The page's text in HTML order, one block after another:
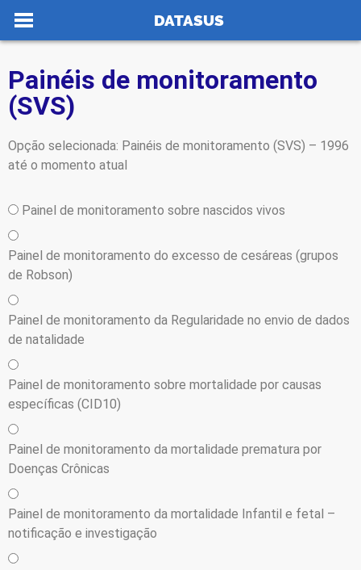
Ir para o conteúdo
DATASUS
portal
Painéis de monitoramento
(SVS)
Opção selecionada: Painéis de monitoramento (SVS) – 1996
até o momento atual
Painel de monitoramento sobre nascidos vivos
Painel de monitoramento do excesso de cesáreas (grupos
de Robson)
Painel de monitoramento da Regularidade no envio de dados
de natalidade
Painel de monitoramento sobre mortalidade por causas
específicas (CID10)
Painel de monitoramento da mortalidade prematura por
Doenças Crônicas
Painel de monitoramento da mortalidade Infantil e fetal –
notificação e investigação